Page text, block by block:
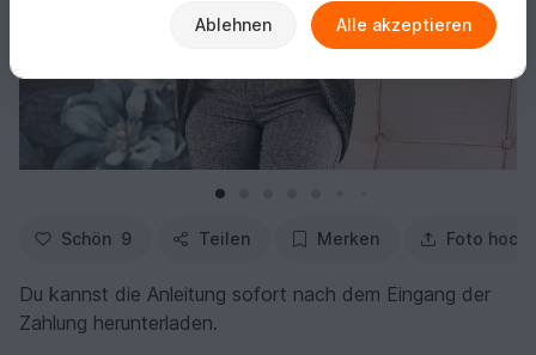
Schön 9 Teilen Merken Foto
Du kannst die Anleitung sofort nach dem Eingang der
Zahlung herunterladen.
Ablehnen Alle akzeptieren